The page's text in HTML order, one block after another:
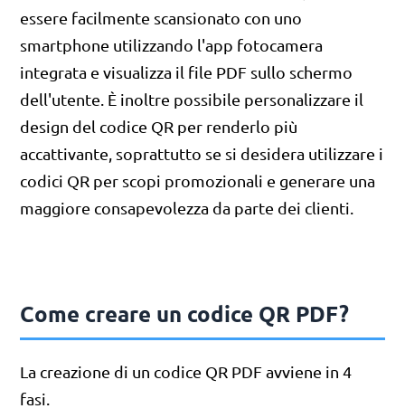
essere facilmente scansionato con uno
smartphone utilizzando l'app fotocamera
integrata e visualizza il file PDF sullo schermo
dell'utente. È inoltre possibile personalizzare il
design del codice QR per renderlo più
accattivante, soprattutto se si desidera utilizzare i
codici QR per scopi promozionali e generare una
maggiore consapevolezza da parte dei clienti.
Come creare un codice QR PDF?
La creazione di un codice QR PDF avviene in 4
fasi.